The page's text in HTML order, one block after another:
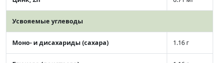
Усвояемые углеводы
Моно- и дисахариды (сахара) 1.16 г